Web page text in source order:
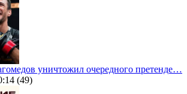
уничтожил очередного претенде…
(49)